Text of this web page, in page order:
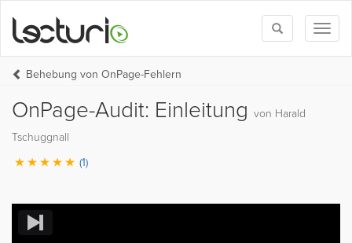
Toggle
search
Behebung von OnPage-Fehlern
OnPage-Audit: Einleitung von Harald
Tschuggnall
(1)